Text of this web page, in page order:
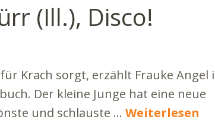
(Ill.), Disco!
Krach sorgt, erzählt Frauke Angel
Der kleine Junge hat eine neue
und schlauste … Weiterlesen